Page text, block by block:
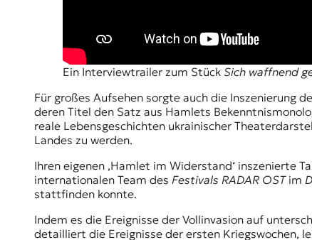
Ein Interviewtrailer zum Stück Sich waffnend
Für großes Aufsehen sorgte auch die Inszenierung
deren Titel den Satz aus Hamlets
reale Lebensgeschichten ukrainischer
Landes zu werden.
Ihren eigenen ‚Hamlet im Widerstand‘ inszenierte
internationalen Team des Festivals RADAR OSTim
stattfinden konnte.
Indem es die Ereignisse der Vollinvasion auf
detailliert die Ereignisse der ersten Kriegswochen,